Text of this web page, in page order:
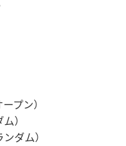
プン）
）
ダム）